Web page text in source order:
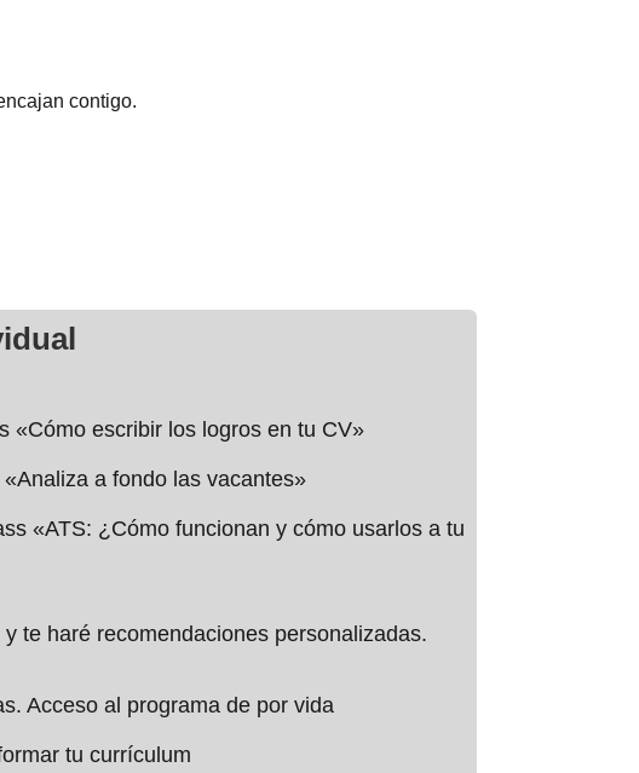
contigo.
«Cómo escribir los logros en tu CV»
a fondo las vacantes»
«ATS: ¿Cómo funcionan y cómo usarlos a tu
te haré recomendaciones personalizadas.
. Acceso al programa de por vida
tu currículum